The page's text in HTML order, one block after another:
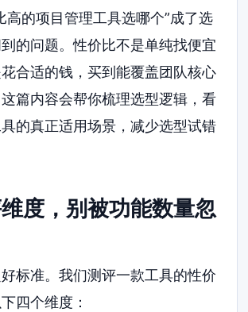
高的项目管理工具选哪个”成了选
的问题。性价比不是单纯找便宜
合适的钱，买到能覆盖团队核心
篇内容会帮你梳理选型逻辑，看
的真正适用场景，减少选型试错
度，别被功能数量忽
标准。我们测评一款工具的性价
四个维度：